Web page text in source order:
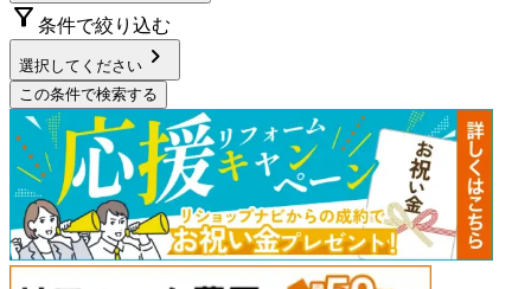
filter_alt 条件で絞り込む
選択してください chevron_right
この条件で検索する